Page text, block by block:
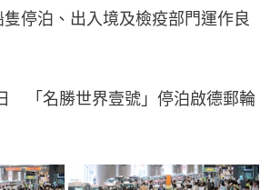
停泊、出入境及檢疫部門運作良
「名勝世界壹號」停泊啟德郵輪